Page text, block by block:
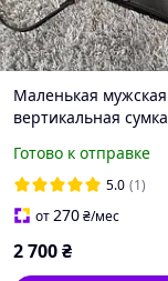
Маленькая мужская
вертикальная сумка
Grande Pelle
Готово к отправке
5.0 (1)
от270₴/мес
2 700₴